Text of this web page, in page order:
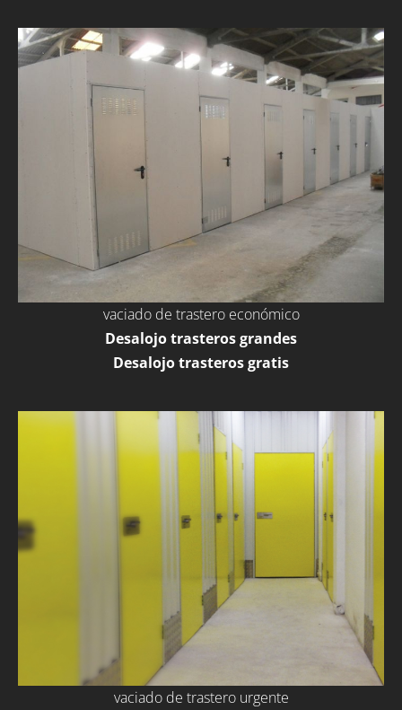
vaciado de trastero económico
Desalojo trasteros grandes
Desalojo trasteros gratis
vaciado de trastero urgente